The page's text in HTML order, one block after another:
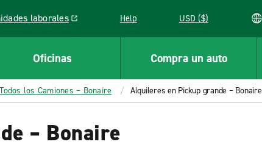
laborales
in a new window Help USD ($)
Oficinas Compra un auto
Todos los Camiones – Bonaire Alquileres en Pickup grande – Bonaire
– Bonaire